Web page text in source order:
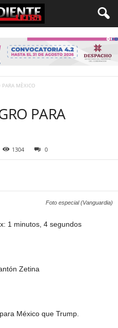
MÈXICO
PARA
1304 0
Foto especial (Vanguardia)
1 minutos, 4 segundos
Zetina
México que Trump.